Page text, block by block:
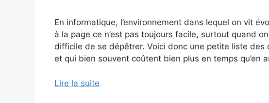
En informatique, l’environnement dans lequel on vit
à la page ce n’est pas toujours facile, surtout quand
difficile de se dépêtrer. Voici donc une petite liste des
et qui bien souvent coûtent bien plus en temps qu’en
Lire la suite